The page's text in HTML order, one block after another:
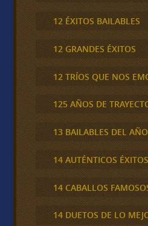
12 ÉXITOS BAILABLES
12 GRANDES ÉXITOS
12 TRÍOS QUE NOS
125 AÑOS DE
13 BAILABLES DEL AÑO
14 AUTÉNTICOS ÉXITOS
14 CABALLOS
14 DUETOS DE LO